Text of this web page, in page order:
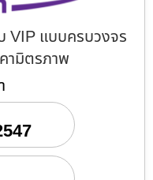
VIP แบบครบวงจร
ามิตรภาพ